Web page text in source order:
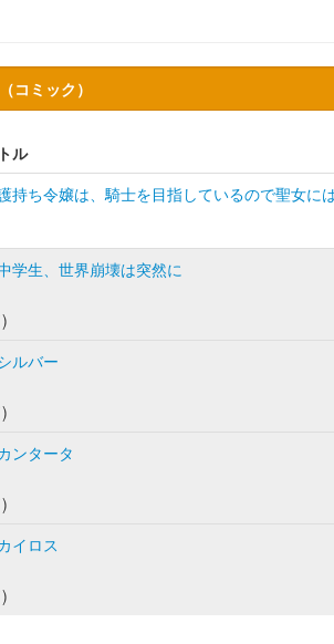
コミック）
ル
持ち令嬢は、騎士を目指しているので聖女に
学生、世界崩壊は突然に
ルバー
ンタータ
イロス